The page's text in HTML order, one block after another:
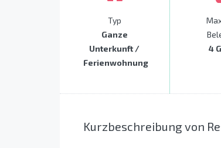
Typ
Ganze
Unterkunft /
Ferienwohnung
4
Kurzbeschreibung von